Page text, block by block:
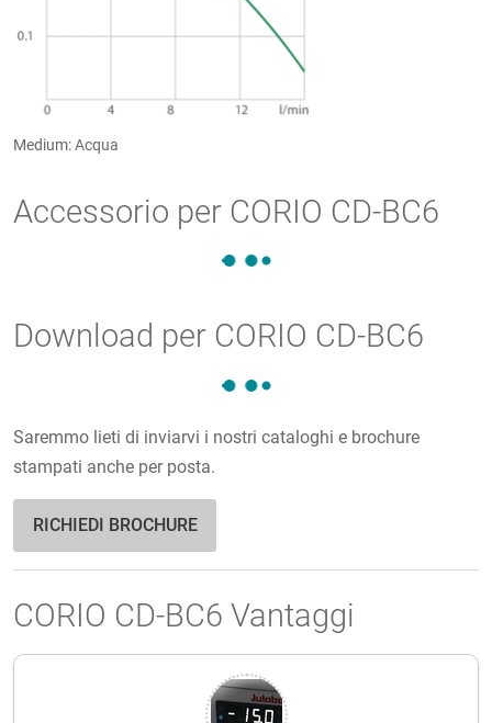
Medium: Acqua
Accessorio per CORIO CD-BC6
Download per CORIO CD-BC6
Saremmo lieti di inviarvi i nostri cataloghi e brochure
stampati anche per posta.
RICHIEDI BROCHURE
CORIO CD-BC6 Vantaggi